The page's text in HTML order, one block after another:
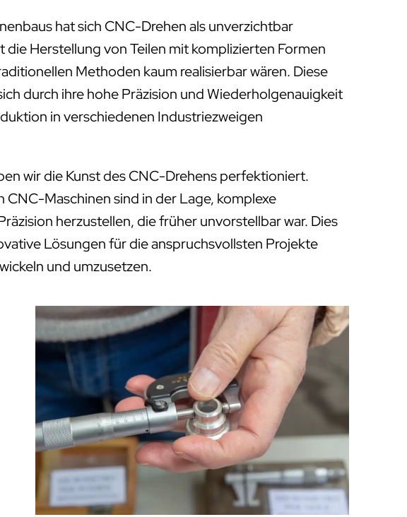
hat sich CNC-Drehen als unverzichtbar
Herstellung von Teilen mit komplizierten Formen
Methoden kaum realisierbar wären. Diese
durch ihre hohe Präzision und Wiederholgenauigkeit
in verschiedenen Industriezweigen
wir die Kunst des CNC-Drehens perfektioniert.
CNC-Maschinen sind in der Lage, komplexe
herzustellen, die früher unvorstellbar war. Dies
Lösungen für die anspruchsvollsten Projekte
und umzusetzen.